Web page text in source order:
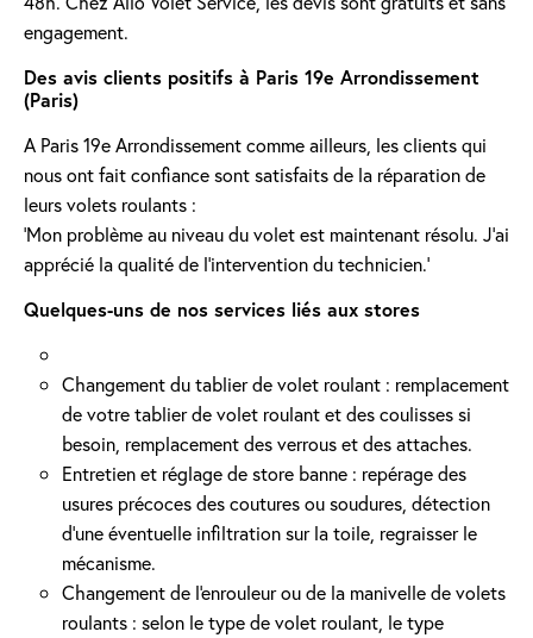
engagement.
Des avis clients positifs à Paris 19e Arrondissement
(Paris)
A Paris 19e Arrondissement comme ailleurs, les clients qui
nous ont fait confiance sont satisfaits de la réparation de
leurs volets roulants :
'Mon problème au niveau du volet est maintenant résolu. J’ai
apprécié la qualité de l’intervention du technicien.'
Quelques-uns de nos services liés aux stores
Changement du tablier de volet roulant : remplacement
de votre tablier de volet roulant et des coulisses si
besoin, remplacement des verrous et des attaches.
Entretien et réglage de store banne : repérage des
usures précoces des coutures ou soudures, détection
d'une éventuelle infiltration sur la toile, regraisser le
mécanisme.
Changement de l'enrouleur ou de la manivelle de volets
roulants : selon le type de volet roulant, le type